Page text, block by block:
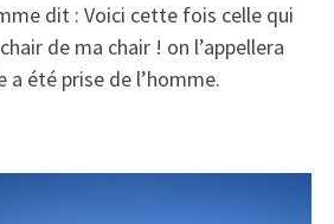
dit : Voici cette fois celle qui
de ma chair ! on l’appellera
a été prise de l’homme.